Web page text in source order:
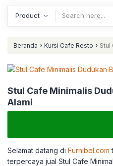
Beranda › Kursi Cafe Resto › Stul
Stul Cafe Minimalis
Alami
Selamat datang di Furnibel.com
terpercaya jual Stul Cafe